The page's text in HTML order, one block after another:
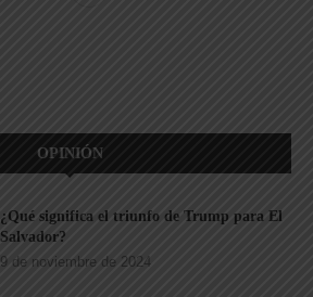
OPINIÓN
¿Qué significa el triunfo de Trump para El
Salvador?
9 de noviembre de 2024